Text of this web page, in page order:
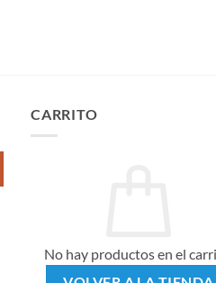
CARRITO
No hay productos en el